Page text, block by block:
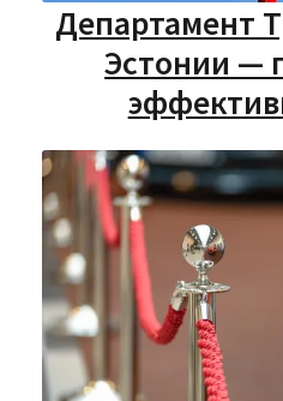
Департамент
Эстонии —